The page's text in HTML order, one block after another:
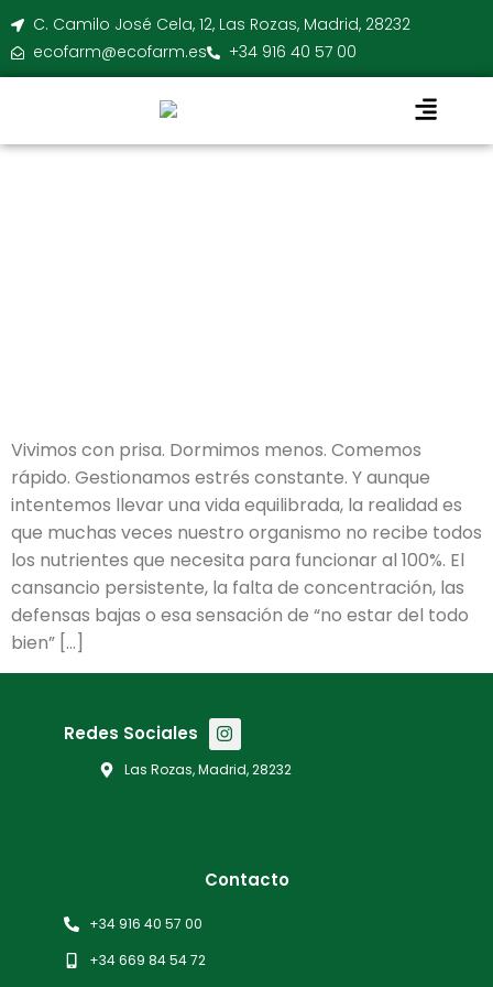
C. Camilo José Cela, 12, Las Rozas, Madrid, 28232
ecofarm@ecofarm.es
+34 916 40 57 00
Vivimos con prisa. Dormimos menos. Comemos
rápido. Gestionamos estrés constante. Y aunque
intentemos llevar una vida equilibrada, la realidad es
que muchas veces nuestro organismo no recibe todos
los nutrientes que necesita para funcionar al 100%. El
cansancio persistente, la falta de concentración, las
defensas bajas o esa sensación de “no estar del todo
bien” […]
Redes Sociales
Las Rozas, Madrid, 28232
Contacto
+34 916 40 57 00
+34 669 84 54 72